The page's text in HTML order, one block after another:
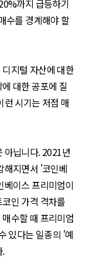
까지 급등하기
수를 경계해야 할
지털 자산에 대한
대한 공포에 질
시기는 저점 매
아닙니다. 2021년
해지면서 '코인베
베이스 프리미엄이
인 가격 격차를
수할 때 프리미엄
있다는 일종의 '예
.